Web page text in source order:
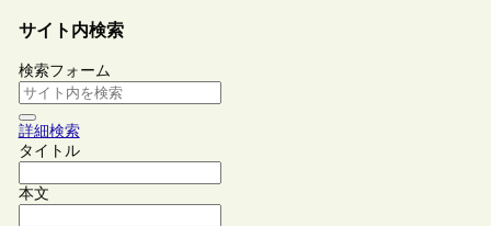
サイト内検索
検索フォーム
詳細検索
タイトル
本文